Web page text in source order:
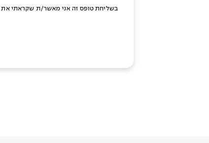
בשליחת טופס זה אני מאשר/ת שקראתי את